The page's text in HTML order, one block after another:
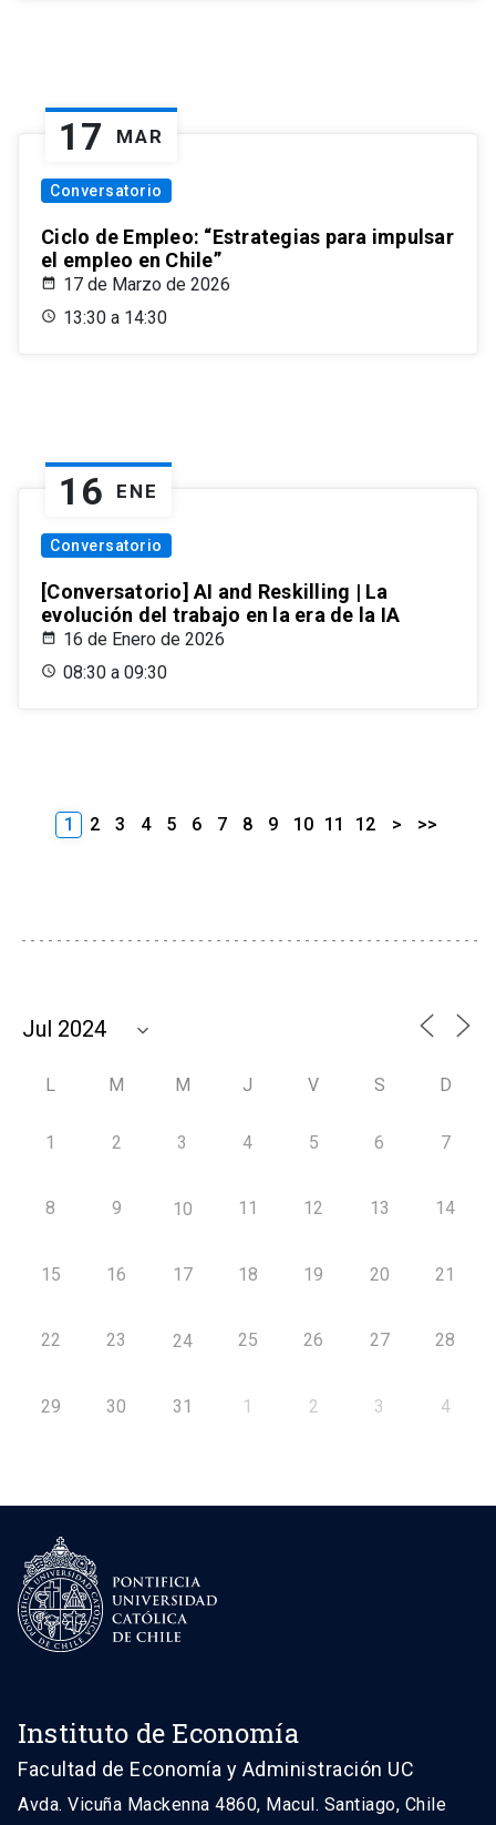
17 MAR
Conversatorio
Ciclo de Empleo: “Estrategias para impulsar
el empleo en Chile”
17 de Marzo de 2026
13:30 a 14:30
16 ENE
Conversatorio
[Conversatorio] AI and Reskilling | La
evolución del trabajo en la era de la IA
16 de Enero de 2026
08:30 a 09:30
1 2 3 4 5 6 7 8 9 10 11 12 > >>
L M M J V S D
1 2 3 4 5 6 7
8 9 10 11 12 13 14
15 16 17 18 19 20 21
22 23 24 25 26 27 28
29 30 31 1 2 3 4
Instituto de Economía
Facultad de Economía y Administración UC
Avda. Vicuña Mackenna 4860, Macul. Santiago, Chile